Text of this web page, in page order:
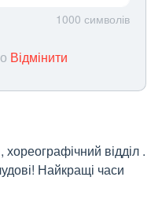
1000 символів
Відмінити
відділ .
Найкращі часи